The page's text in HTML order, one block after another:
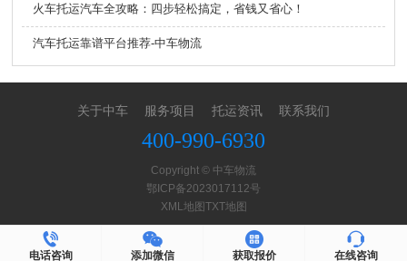
火车托运汽车全攻略：四步轻松搞定，省钱又省心！
汽车托运靠谱平台推荐-中车物流
关于中车 服务项目 托运资讯 联系我们
400-990-6930
Copyright © 中车物流
鄂ICP备2023017112号
XML地图 TXT地图
电话咨询 添加微信 获取报价 在线咨询